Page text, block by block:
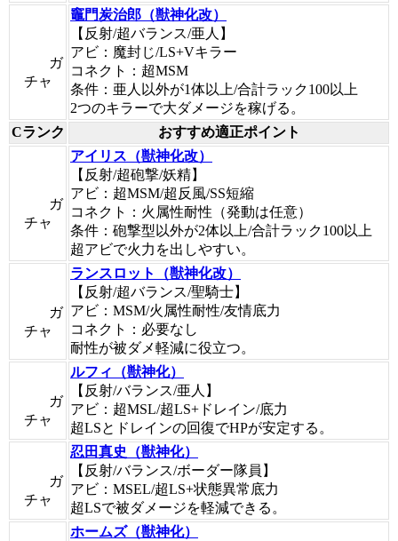
ガ
チャ
竈門炭治郎（獣神化改）
【反射/超バランス/亜人】
アビ：魔封じ/LS+Vキラー
コネクト：超MSM
条件：亜人以外が1体以上/合計ラック100以上
2つのキラーで大ダメージを稼げる。
Cランク
おすすめ適正ポイント
ガ
チャ
アイリス（獣神化改）
【反射/超砲撃/妖精】
アビ：超MSM/超反風/SS短縮
コネクト：火属性耐性（発動は任意）
条件：砲撃型以外が2体以上/合計ラック100以上
超アビで火力を出しやすい。
ガ
チャ
ランスロット（獣神化改）
【反射/超バランス/聖騎士】
アビ：MSM/火属性耐性/友情底力
コネクト：必要なし
耐性が被ダメ軽減に役立つ。
ガ
チャ
ルフィ（獣神化）
【反射/バランス/亜人】
アビ：超MSL/超LS+ドレイン/底力
超LSとドレインの回復でHPが安定する。
ガ
チャ
忍田真史（獣神化）
【反射/バランス/ボーダー隊員】
アビ：MSEL/超LS+状態異常底力
超LSで被ダメージを軽減できる。
ホームズ（獣神化）